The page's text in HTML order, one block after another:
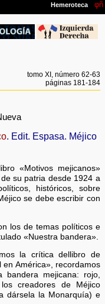
tomo XI, número 62-63
páginas 181-184
. Edit. Espasa. Méjico
«Motivos mejicanos»
su patria desde 1924 a
históricos, sobre
se debe escribir con
los de temas políticos e
«Nuestra bandera».
la crítica dellibro de
en América», recordamos
mejicana: rojo,
creadores de Méjico
dársela la Monarquía) e